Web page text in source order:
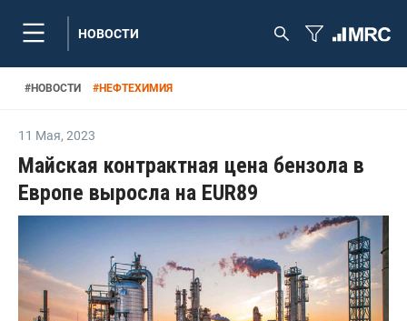
НОВОСТИ
#НОВОСТИ #НЕФТЕХИМИЯ
11 Мая, 2023
Майская контрактная цена бензола в
Европе выросла на EUR89